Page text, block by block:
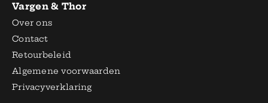
Vargen & Thor
Over ons
Contact
Retourbeleid
Algemene voorwaarden
Privacyverklaring